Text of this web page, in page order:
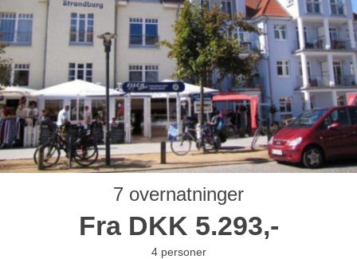
7 overnatninger
Fra DKK 5.293,-
4 personer